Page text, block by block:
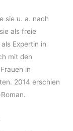
sie u. a. nach
als freie
Expertin in
mit den
in
2014 erschien